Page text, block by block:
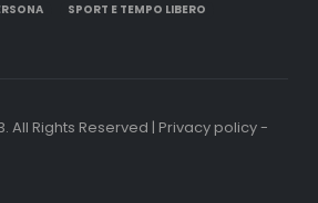
SPORT E TEMPO LIBERO
All Rights Reserved | Privacy policy -